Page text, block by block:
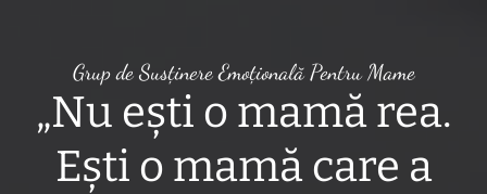
Grup de Susținere Emoțională Pentru Mame
„Nu ești o mamă rea.
Ești o mamă care a